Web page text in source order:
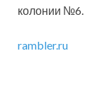
колонии №6.
rambler.ru